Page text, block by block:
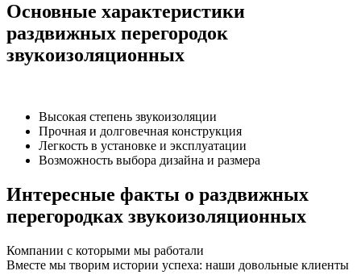
Основные характеристики
раздвижных перегородок
звукоизоляционных
Высокая степень звукоизоляции
Прочная и долговечная конструкция
Легкость в установке и эксплуатации
Возможность выбора дизайна и размера
Интересные факты о раздвижных
перегородках звукоизоляционных
Компании с которыми мы работали
Вместе мы творим истории успеха: наши довольные клиенты